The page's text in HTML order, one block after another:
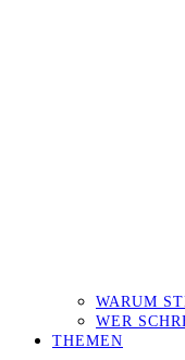
WARUM
WER
THEMEN